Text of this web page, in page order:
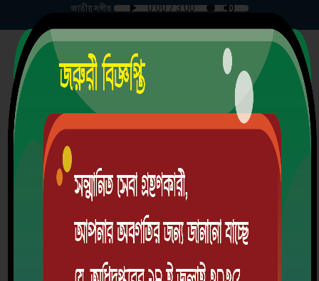
জাতীয় সঙ্গীত
রায়েন্দা সরকারি পাইলট হাই স্কুল
শরণখোলা, বাগেরহাট।
স্থাপিতঃ ১৯৪৭ খ্রিঃ
EIIN: 115229 | MPO Code: 5909011301
ডাউনলোড অ্যাপ লগইন অ্যালামনাই